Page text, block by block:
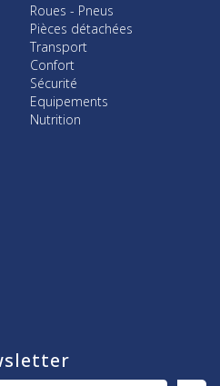
Roues - Pneus
Pièces détachées
Transport
Confort
Sécurité
Equipements
Nutrition